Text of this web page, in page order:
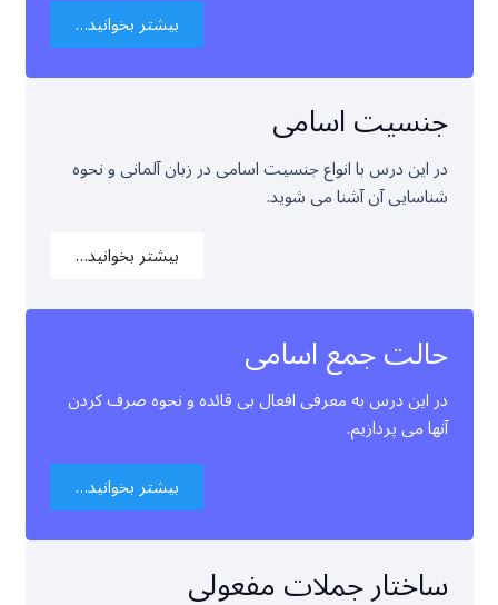
بیشتر بخوانید…
جنسیت اسامی
در این درس با انواع جنسیت اسامی در زبان آلمانی و نحوه
شناسایی آن آشنا می شوید.
بیشتر بخوانید…
حالت جمع اسامی
در این درس به معرفی افعال بی قائده و نحوه صرف کردن
آنها می پردازیم.
بیشتر بخوانید…
ساختار جملات مفعولی